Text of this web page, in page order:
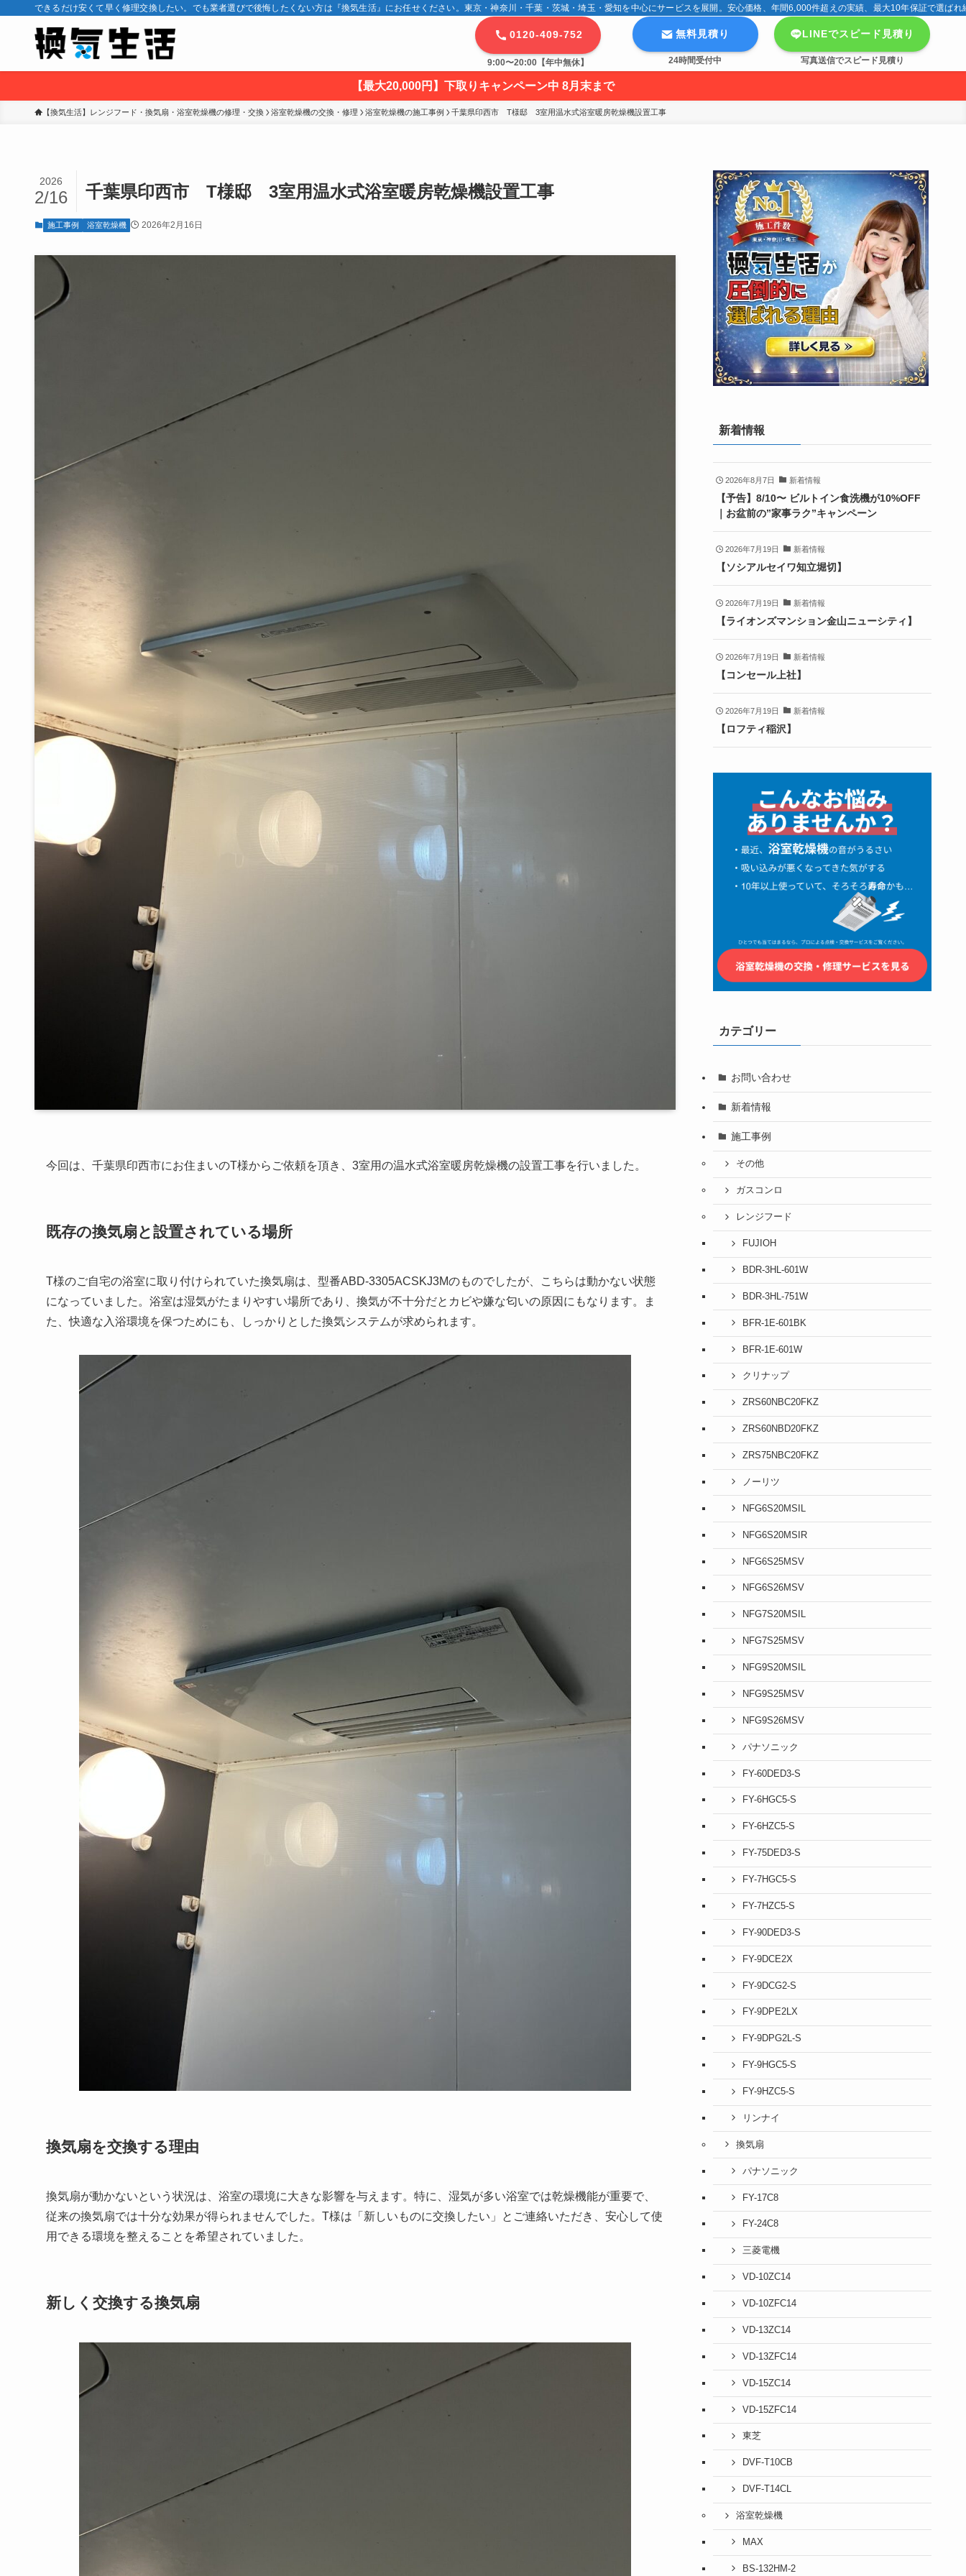
できるだけ安くて早く修理交換したい。でも業者選びで後悔したくない方は『換気生活』にお任せください。東京・神奈川・千葉・茨城・埼玉・愛知を中心にサービスを展開。安心価格、年間6,000件超えの実績、最大10年保証で選ばれ
0120-409-752
9:00〜20:00【年中無休】
無料見積り
24時間受付中
LINEでスピード見積り
写真送信でスピード見積り
【最大20,000円】下取りキャンペーン中 8月末まで
【換気生活】レンジフード・換気扇・浴室乾燥機の修理・交換 浴室乾燥機の交換・修理 浴室乾燥機の施工事例 千葉県印西市　T様邸　3室用温水式浴室暖房乾燥機設置工事
千葉県印西市 T様邸 3室用温水式浴室暖房乾燥機設置工事
2026
2/16
施工事例 浴室乾燥機 2026年2月16日
今回は、千葉県印西市にお住まいのT様からご依頼を頂き、3室用の温水式浴室暖房乾燥機の設置工事を行いました。
既存の換気扇と設置されている場所
T様のご自宅の浴室に取り付けられていた換気扇は、型番ABD-3305ACSKJ3Mのものでしたが、こちらは動かない状態
になっていました。浴室は湿気がたまりやすい場所であり、換気が不十分だとカビや嫌な匂いの原因にもなります。ま
た、快適な入浴環境を保つためにも、しっかりとした換気システムが求められます。
換気扇を交換する理由
換気扇が動かないという状況は、浴室の環境に大きな影響を与えます。特に、湿気が多い浴室では乾燥機能が重要で、
従来の換気扇では十分な効果が得られませんでした。T様は「新しいものに交換したい」とご連絡いただき、安心して使
用できる環境を整えることを希望されていました。
新しく交換する換気扇
新着情報
2026年8月7日 新着情報
【予告】8/10〜 ビルトイン食洗機が10%OFF
｜お盆前の”家事ラク”キャンペーン
2026年7月19日 新着情報
【ソシアルセイワ知立堀切】
2026年7月19日 新着情報
【ライオンズマンション金山ニューシティ】
2026年7月19日 新着情報
【コンセール上社】
2026年7月19日 新着情報
【ロフティ稲沢】
カテゴリー
お問い合わせ
新着情報
施工事例
その他
ガスコンロ
レンジフード
FUJIOH
BDR-3HL-601W
BDR-3HL-751W
BFR-1E-601BK
BFR-1E-601W
クリナップ
ZRS60NBC20FKZ
ZRS60NBD20FKZ
ZRS75NBC20FKZ
ノーリツ
NFG6S20MSIL
NFG6S20MSIR
NFG6S25MSV
NFG6S26MSV
NFG7S20MSIL
NFG7S25MSV
NFG9S20MSIL
NFG9S25MSV
NFG9S26MSV
パナソニック
FY-60DED3-S
FY-6HGC5-S
FY-6HZC5-S
FY-75DED3-S
FY-7HGC5-S
FY-7HZC5-S
FY-90DED3-S
FY-9DCE2X
FY-9DCG2-S
FY-9DPE2LX
FY-9DPG2L-S
FY-9HGC5-S
FY-9HZC5-S
リンナイ
換気扇
パナソニック
FY-17C8
FY-24C8
三菱電機
VD-10ZC14
VD-10ZFC14
VD-13ZC14
VD-13ZFC14
VD-15ZC14
VD-15ZFC14
東芝
DVF-T10CB
DVF-T14CL
浴室乾燥機
MAX
BS-132HM-2